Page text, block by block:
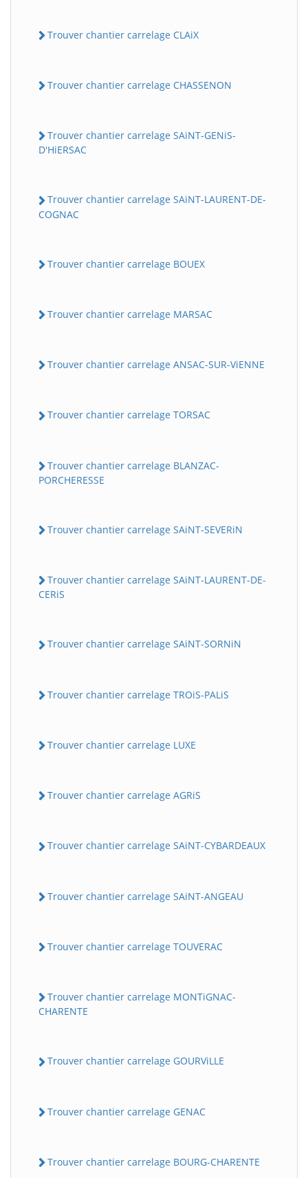
Trouver chantier carrelage CLAiX
Trouver chantier carrelage CHASSENON
Trouver chantier carrelage SAiNT-GENiS-
D'HiERSAC
Trouver chantier carrelage SAiNT-LAURENT-DE-
COGNAC
Trouver chantier carrelage BOUEX
Trouver chantier carrelage MARSAC
Trouver chantier carrelage ANSAC-SUR-ViENNE
Trouver chantier carrelage TORSAC
Trouver chantier carrelage BLANZAC-
PORCHERESSE
Trouver chantier carrelage SAiNT-SEVERiN
Trouver chantier carrelage SAiNT-LAURENT-DE-
CERiS
Trouver chantier carrelage SAiNT-SORNiN
Trouver chantier carrelage TROiS-PALiS
Trouver chantier carrelage LUXE
Trouver chantier carrelage AGRiS
Trouver chantier carrelage SAiNT-CYBARDEAUX
Trouver chantier carrelage SAiNT-ANGEAU
Trouver chantier carrelage TOUVERAC
Trouver chantier carrelage MONTiGNAC-
CHARENTE
Trouver chantier carrelage GOURViLLE
Trouver chantier carrelage GENAC
Trouver chantier carrelage BOURG-CHARENTE